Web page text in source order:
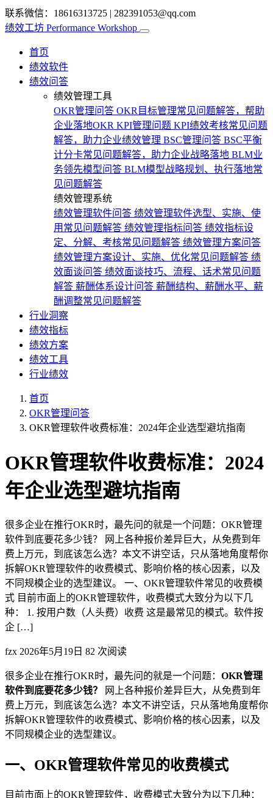
联系微信：18616313725 | 282391053@qq.com
绩效工坊 Performance Workshop
首页
绩效软件
绩效问答
绩效管理工具
OKR管理问答 OKR目标管理常见问题解答，帮助
企业落地OKR KPI管理问题 KPI绩效考核常见问题
解答，助力企业绩效管理 BSC管理问答 BSC平衡
计分卡常见问题解答，助力企业战略落地 BLM业
务领先模型问答 BLM模型战略规划、执行落地常
见问题解答
绩效管理系统
绩效管理软件问答 绩效管理软件选型、实施、使
用常见问题解答 绩效管理指标问答 绩效指标设
定、分解、考核常见问题解答 绩效管理方案问答
绩效管理方案设计、实施、优化常见问题解答 绩
效面谈问答 绩效面谈技巧、流程、话术常见问题
解答 薪酬体系设计问答 薪酬结构、薪酬水平、薪
酬调整常见问题解答
行业洞察
绩效指标
绩效方案
绩效工具
行业绩效
首页
OKR管理问答
OKR管理软件收费标准：2024年企业选型避坑指南
OKR管理软件收费标准：2024
年企业选型避坑指南
很多企业在推行OKR时，最先问的就是一个问题：OKR管理
软件到底要花多少钱？ 网上各种报价差异巨大，从免费到年
费上万元，到底该怎么选？本文不讲空话，只从落地角度帮你
拆解OKR管理软件的收费模式、影响价格的核心因素，以及
不同规模企业的选型建议。 一、OKR管理软件常见的收费模
式 目前市面上的OKR管理软件，收费模式大致分为以下几
种： 1. 按用户数（人头费）收费 这是最常见的模式。软件按
企 […]
fzx 2026年5月19日 82 次阅读
很多企业在推行OKR时，最先问的就是一个问题： OKR管理
软件到底要花多少钱？
网上各种报价差异巨大，从免费到年
费上万元，到底该怎么选？本文不讲空话，只从落地角度帮你
拆解OKR管理软件的收费模式、影响价格的核心因素，以及
不同规模企业的选型建议。
一、OKR管理软件常见的收费模式
目前市面上的OKR管理软件，收费模式大致分为以下几种：